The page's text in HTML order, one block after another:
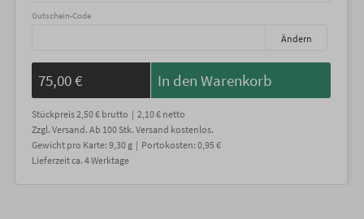
Gutschein-Code
Ändern
75,00 € In den Warenkorb
Stückpreis2,50 € brutto | 2,10 € netto
Zzgl. Versand. Ab 100 Stk. Versand kostenlos.
Gewicht pro Karte: 9,30 g | Portokosten: 0,95 €
Lieferzeitca. 4Werktage